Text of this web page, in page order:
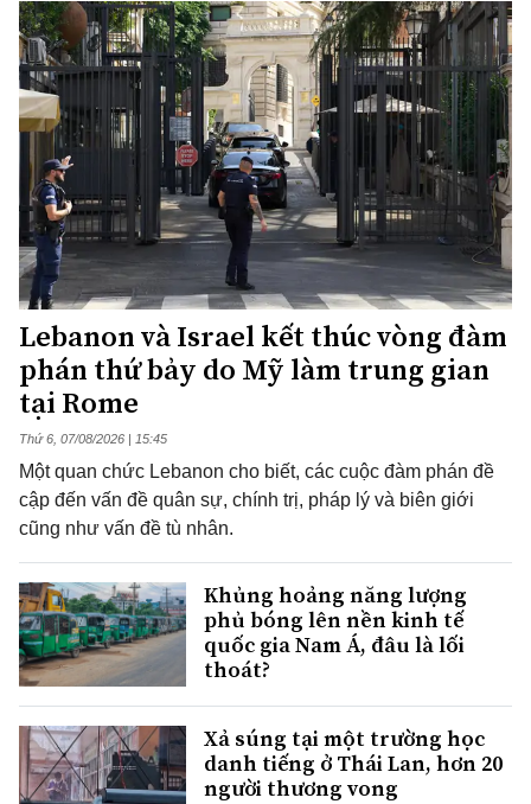
Lebanon và Israel kết thúc vòng đàm
phán thứ bảy do Mỹ làm trung gian
tại Rome
Thứ 6, 07/08/2026 | 15:45
Một quan chức Lebanon cho biết, các cuộc đàm phán đề
cập đến vấn đề quân sự, chính trị, pháp lý và biên giới
cũng như vấn đề tù nhân.
Khủng hoảng năng lượng
phủ bóng lên nền kinh tế
quốc gia Nam Á, đâu là lối
thoát?
Xả súng tại một trường học
danh tiếng ở Thái Lan, hơn 20
người thương vong